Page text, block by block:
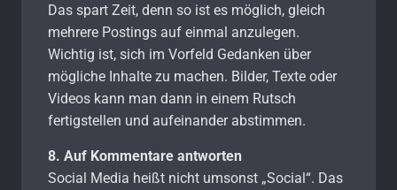
Das spart Zeit, denn so ist es möglich, gleich
mehrere Postings auf einmal anzulegen.
Wichtig ist, sich im Vorfeld Gedanken über
mögliche Inhalte zu machen. Bilder, Texte oder
Videos kann man dann in einem Rutsch
fertigstellen und aufeinander abstimmen.
8. Auf Kommentare antworten
Social Media heißt nicht umsonst „Social“. Das